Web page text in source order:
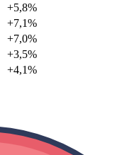
+5,8%
+7,1%
+7,0%
+3,5%
+4,1%